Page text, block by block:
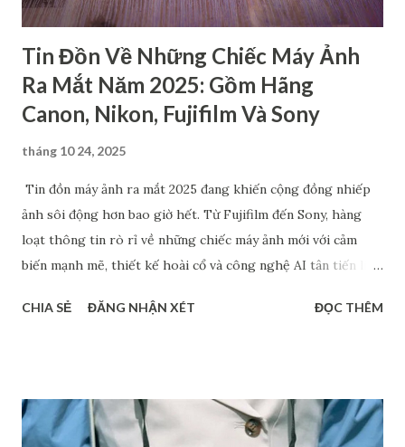
full-frame hoặc APS-C ca...
Tin Đồn Về Những Chiếc Máy Ảnh
Ra Mắt Năm 2025: Gồm Hãng
Canon, Nikon, Fujifilm Và Sony
tháng 10 24, 2025
Tin đồn máy ảnh ra mắt 2025 đang khiến cộng đồng nhiếp
ảnh sôi động hơn bao giờ hết. Từ Fujifilm đến Sony, hàng
loạt thông tin rò rỉ về những chiếc máy ảnh mới với cảm
biến mạnh mẽ, thiết kế hoài cổ và công nghệ AI tân tiến liên
dự đoán về Fujifilm Half-frame, Sony A7 V hay dòng RX1 hồi
và lên kế hoạch nâng cấp thiết bị hợp lý. Máy ảnh ra mắt
2025: Canon EOS R7 Mark II Sau một chuỗi ra mắt hàng loạt
CHIA SẺ ĐĂNG NHẬN XÉT ĐỌC THÊM